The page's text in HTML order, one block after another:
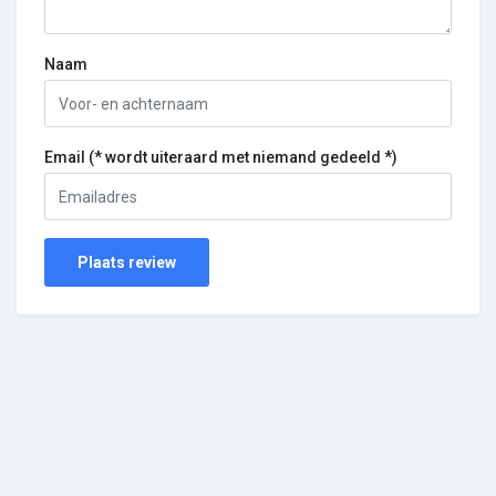
Naam
Email (* wordt uiteraard met niemand gedeeld *)
Plaats review